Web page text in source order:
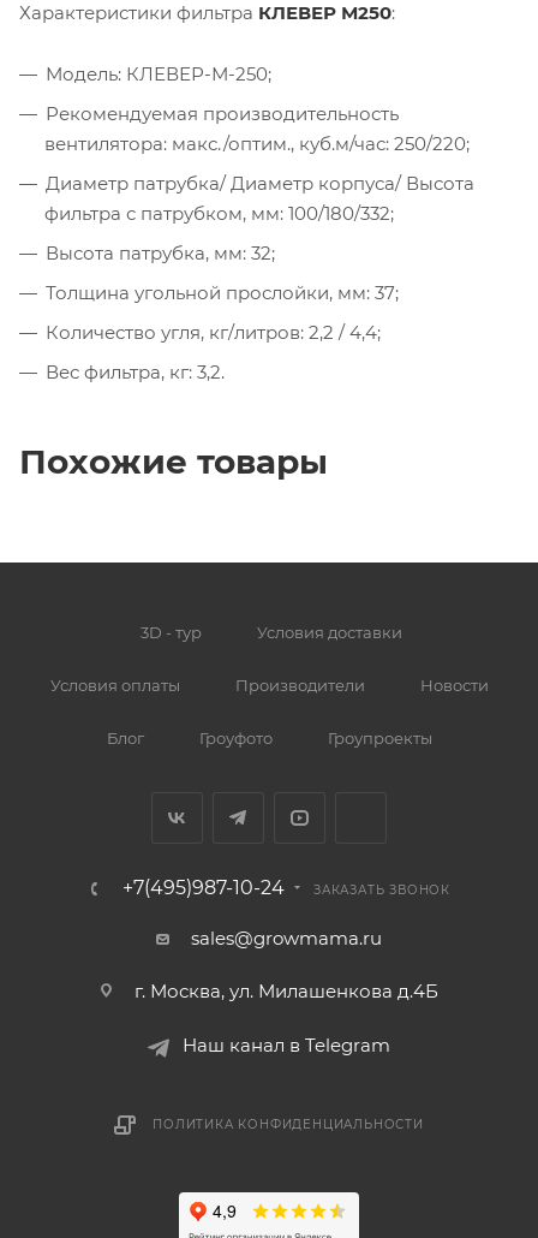
Характеристики фильтра КЛЕВЕР М250:
Модель: КЛЕВЕР-М-250;
Рекомендуемая производительность
вентилятора: макс./оптим., куб.м/час: 250/220;
Диаметр патрубка/ Диаметр корпуса/ Высота
фильтра с патрубком, мм: 100/180/332;
Высота патрубка, мм: 32;
Толщина угольной прослойки, мм: 37;
Количество угля, кг/литров: 2,2 / 4,4;
Вес фильтра, кг: 3,2.
Похожие товары
3D - тур Условия доставки
Условия оплаты Производители Новости
Блог Гроуфото Гроупроекты
+7(495)987-10-24 ЗАКАЗАТЬ ЗВОНОК
sales@growmama.ru
г. Москва, ул. Милашенкова д.4Б
Наш канал в Telegram
ПОЛИТИКА КОНФИДЕНЦИАЛЬНОСТИ